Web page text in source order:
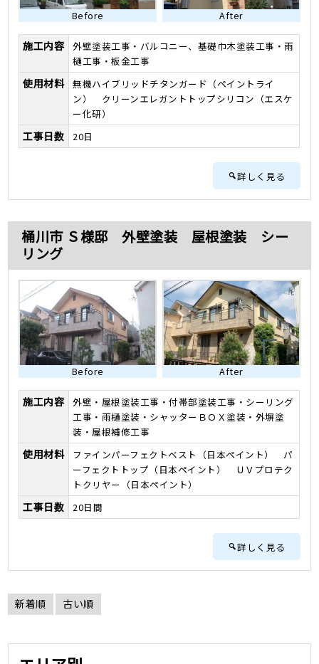
Before After
施工内容
外壁塗装工事・バルコニー、基礎巾木塗装工事・雨
樋工事・板金工事
使用材料
無機ハイブリッドチタンガード（ペイントライ
ン） クリーンエレガントトップシリコン（エスケ
ー化研）
工事日数 20日
詳しく見る
桶川市 Ｓ様邸 外壁塗装 屋根塗装 シー
リング
Before After
施工内容
外壁・屋根塗装工事・付帯部塗装工事・シーリング
工事・雨樋塗装・シャッターＢＯＸ塗装・外塀塗
装・屋根補修工事
使用材料
ファインパーフェクトベスト（日本ペイント） パ
ーフェクトトップ（日本ペイント） ＵＶプロテク
トクリヤー（日本ペイント）
工事日数 20日間
詳しく見る
新着順 古い順